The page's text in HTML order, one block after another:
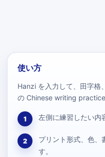
使い方
Hanzi を入力して、田字格
の Chinese writing practice
1 左側に練習したい内
2
プリント形式、色、
す。